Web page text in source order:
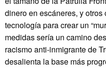
dinero en escáneres, y
tecnología para crear un
medidas sería un camino
racismo anti-inmigrante de
desalienta la base más